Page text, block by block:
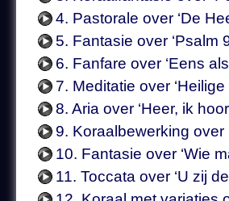
4. Pastorale over ‘De
5. Fantasie over ‘Psalm
6. Fanfare over ‘Eens
7. Meditatie over
8. Aria over ‘Heer, ik
9. Koraalbewerking over
10. Fantasie over ‘Wie
11. Toccata over ‘U zij